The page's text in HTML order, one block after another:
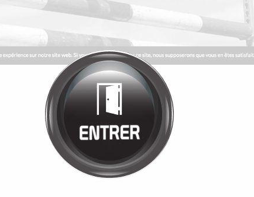
Bienvenue chez
MANÈGE DE LA
TUILERIE
Cliquez pour entrer